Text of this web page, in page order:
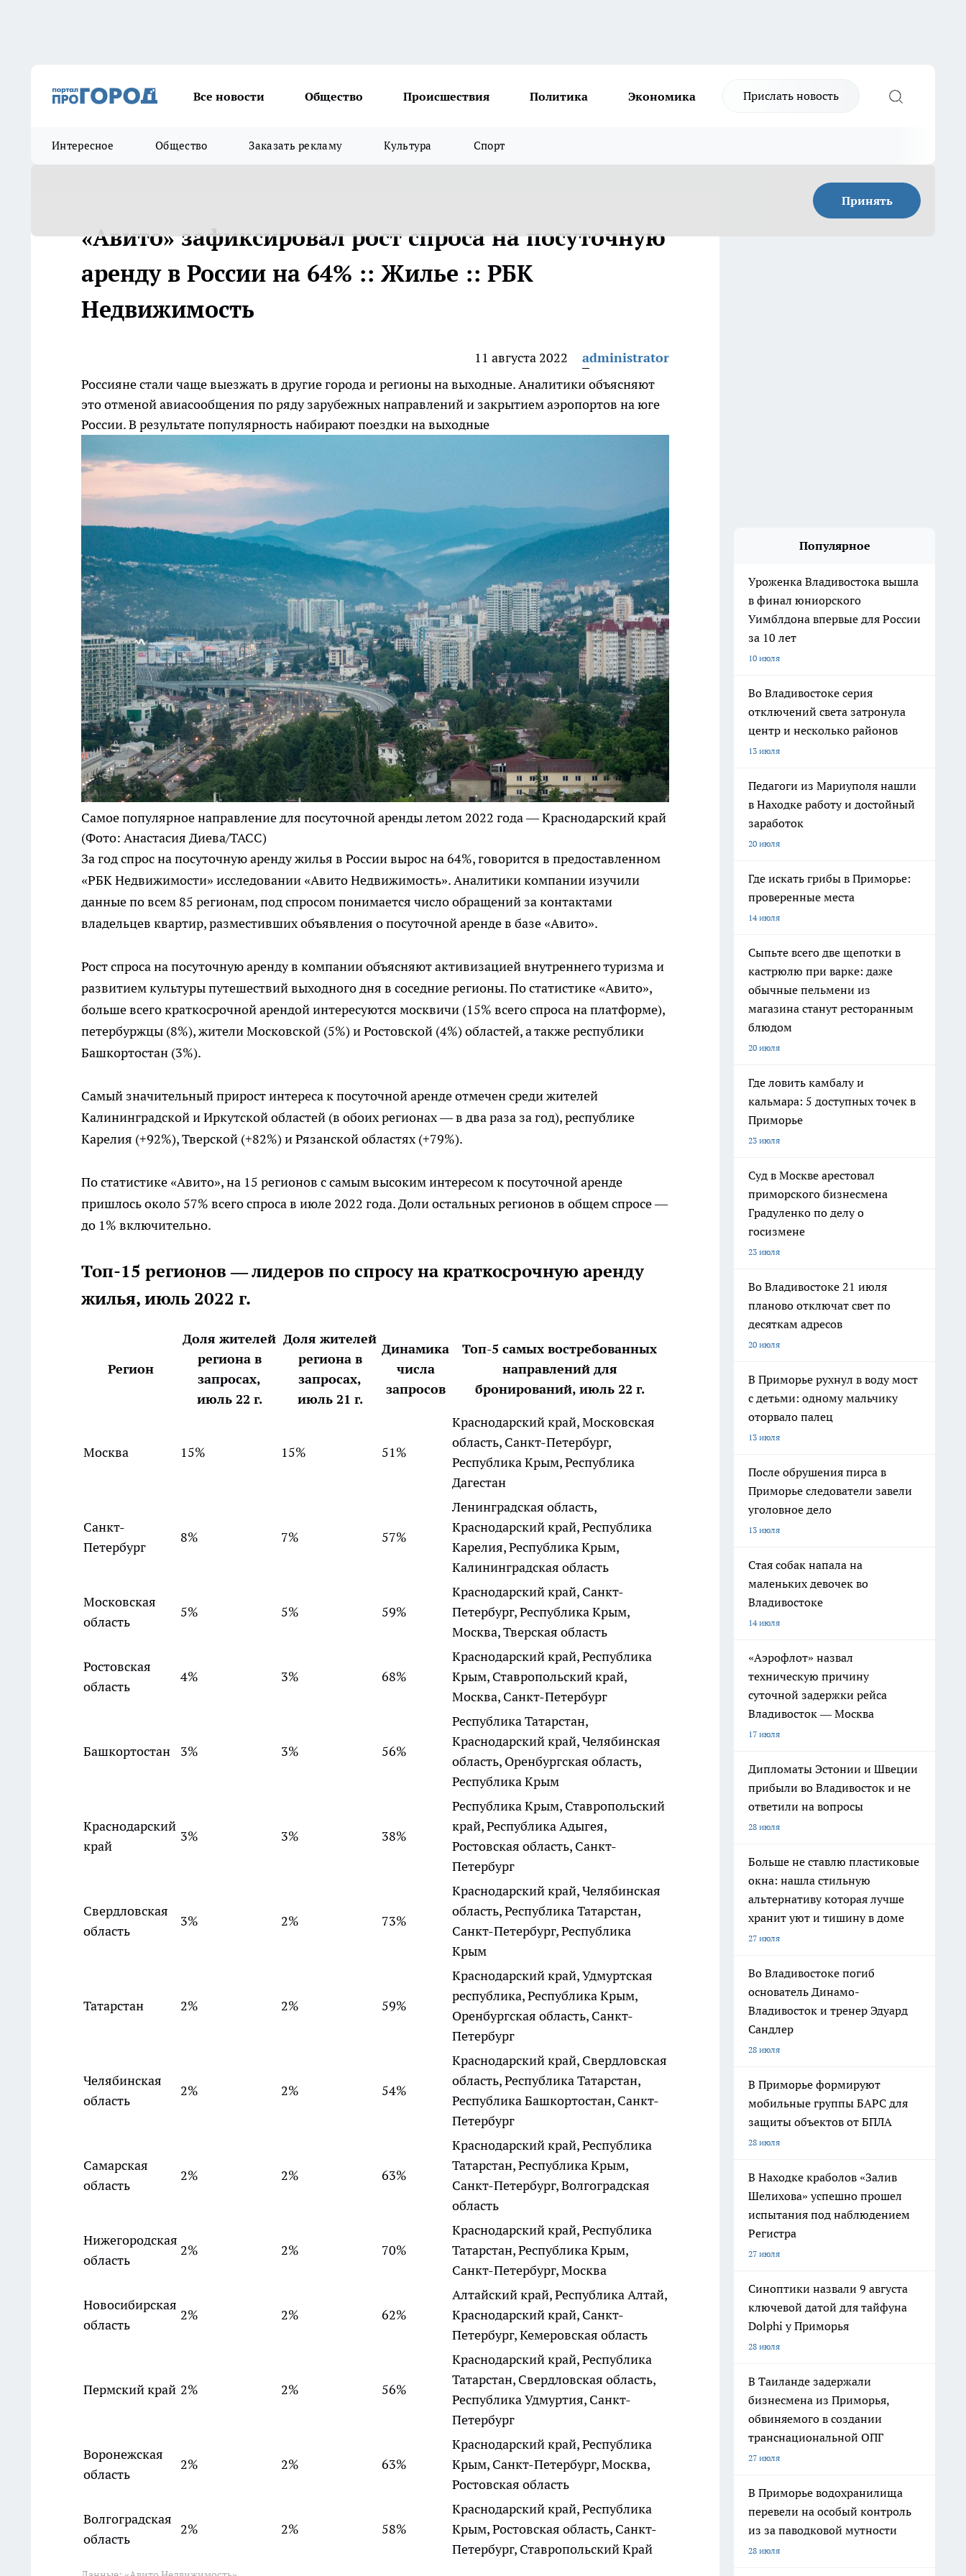
Все новости Общество Происшествия Политика Экономика Прислать новость
Интересное Общество Заказать рекламу Культура Спорт
Принять
«Авито» зафиксировал рост спроса на посуточную
аренду в России на 64% :: Жилье :: РБК
Недвижимость
11 августа 2022
administrator
Россияне стали чаще выезжать в другие города и регионы на выходные. Аналитики объясняют
это отменой авиасообщения по ряду зарубежных направлений и закрытием аэропортов на юге
России. В результате популярность набирают поездки на выходные
Самое популярное направление для посуточной аренды летом 2022 года — Краснодарский край
(Фото: Анастасия Диева/ТАСС)
За год спрос на посуточную аренду жилья в России вырос на 64%, говорится в предоставленном
«РБК Недвижимости» исследовании «Авито Недвижимость». Аналитики компании изучили
данные по всем 85 регионам, под спросом понимается число обращений за контактами
владельцев квартир, разместивших объявления о посуточной аренде в базе «Авито».
Рост спроса на посуточную аренду в компании объясняют активизацией внутреннего туризма и
развитием культуры путешествий выходного дня в соседние регионы. По статистике «Авито»,
больше всего краткосрочной арендой интересуются москвичи (15% всего спроса на платформе),
петербуржцы (8%), жители Московской (5%) и Ростовской (4%) областей, а также республики
Башкортостан (3%).
Самый значительный прирост интереса к посуточной аренде отмечен среди жителей
Калининградской и Иркутской областей (в обоих регионах — в два раза за год), республике
Карелия (+92%), Тверской (+82%) и Рязанской областях (+79%).
По статистике «Авито», на 15 регионов с самым высоким интересом к посуточной аренде
пришлось около 57% всего спроса в июле 2022 года. Доли остальных регионов в общем спросе —
до 1% включительно.
Топ-15 регионов — лидеров по спросу на краткосрочную аренду
жилья, июль 2022 г.
Регион
Доля жителей
региона в
запросах,
июль 22 г.
Доля жителей
региона в
запросах,
июль 21 г.
Динамика
числа
запросов
Топ-5 самых востребованных
направлений для
бронирований, июль 22 г.
Москва 15% 15% 51%
Краснодарский край, Московская
область, Санкт-Петербург,
Республика Крым, Республика
Дагестан
Санкт-
Петербург
8% 7% 57%
Ленинградская область,
Краснодарский край, Республика
Карелия, Республика Крым,
Калининградская область
Московская
область
5% 5% 59%
Краснодарский край, Санкт-
Петербург, Республика Крым,
Москва, Тверская область
Ростовская
область
4% 3% 68%
Краснодарский край, Республика
Крым, Ставропольский край,
Москва, Санкт-Петербург
Башкортостан 3% 3% 56%
Республика Татарстан,
Краснодарский край, Челябинская
область, Оренбургская область,
Республика Крым
Краснодарский
край
3% 3% 38%
Республика Крым, Ставропольский
край, Республика Адыгея,
Ростовская область, Санкт-
Петербург
Свердловская
область
3% 2% 73%
Краснодарский край, Челябинская
область, Республика Татарстан,
Санкт-Петербург, Республика
Крым
Татарстан 2% 2% 59%
Краснодарский край, Удмуртская
республика, Республика Крым,
Оренбургская область, Санкт-
Петербург
Челябинская
область
2% 2% 54%
Краснодарский край, Свердловская
область, Республика Татарстан,
Республика Башкортостан, Санкт-
Петербург
Самарская
область
2% 2% 63%
Краснодарский край, Республика
Татарстан, Республика Крым,
Санкт-Петербург, Волгоградская
область
Нижегородская
область
2% 2% 70%
Краснодарский край, Республика
Татарстан, Республика Крым,
Санкт-Петербург, Москва
Новосибирская
область
2% 2% 62%
Алтайский край, Республика Алтай,
Краснодарский край, Санкт-
Петербург, Кемеровская область
Пермский край 2% 2% 56%
Краснодарский край, Республика
Татарстан, Свердловская область,
Республика Удмуртия, Санкт-
Петербург
Воронежская
область
2% 2% 63%
Краснодарский край, Республика
Крым, Санкт-Петербург, Москва,
Ростовская область
Волгоградская
область
2% 2% 58%
Краснодарский край, Республика
Крым, Ростовская область, Санкт-
Петербург, Ставропольский Край
Популярное
Уроженка Владивостока вышла
в финал юниорского
Уимблдона впервые для России
за 10 лет
10 июля
Во Владивостоке серия
отключений света затронула
центр и несколько районов
13 июля
Педагоги из Мариуполя нашли
в Находке работу и достойный
заработок
20 июля
Где искать грибы в Приморье:
проверенные места
14 июля
Сыпьте всего две щепотки в
кастрюлю при варке: даже
обычные пельмени из
магазина станут ресторанным
блюдом
20 июля
Где ловить камбалу и
кальмара: 5 доступных точек в
Приморье
23 июля
Суд в Москве арестовал
приморского бизнесмена
Градуленко по делу о
госизмене
23 июля
Во Владивостоке 21 июля
планово отключат свет по
десяткам адресов
20 июля
В Приморье рухнул в воду мост
с детьми: одному мальчику
оторвало палец
13 июля
После обрушения пирса в
Приморье следователи завели
уголовное дело
13 июля
Стая собак напала на
маленьких девочек во
Владивостоке
14 июля
«Аэрофлот» назвал
техническую причину
суточной задержки рейса
Владивосток — Москва
17 июля
Дипломаты Эстонии и Швеции
прибыли во Владивосток и не
ответили на вопросы
28 июля
Больше не ставлю пластиковые
окна: нашла стильную
альтернативу которая лучше
хранит уют и тишину в доме
27 июля
Во Владивостоке погиб
основатель Динамо-
Владивосток и тренер Эдуард
Сандлер
28 июля
В Приморье формируют
мобильные группы БАРС для
защиты объектов от БПЛА
28 июля
В Находке краболов «Залив
Шелихова» успешно прошел
испытания под наблюдением
Регистра
27 июля
Синоптики назвали 9 августа
ключевой датой для тайфуна
Dolphi у Приморья
28 июля
В Таиланде задержали
бизнесмена из Приморья,
обвиняемого в создании
транснациональной ОПГ
27 июля
В Приморье водохранилища
перевели на особый контроль
из за паводковой мутности
28 июля